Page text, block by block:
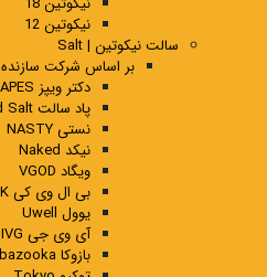
نیکوتین 12
سالت نیکوتین | Salt
بر اساس شرکت سازنده
دکتر ویپز DR.VAPES
پاد سالت Pod Salt
نستی NASTY
نیکد Naked
ویگاد VGOD
بی ال وی کی BLVK
یوول Uwell
آی وی جی IVG
بازوکا bazooka